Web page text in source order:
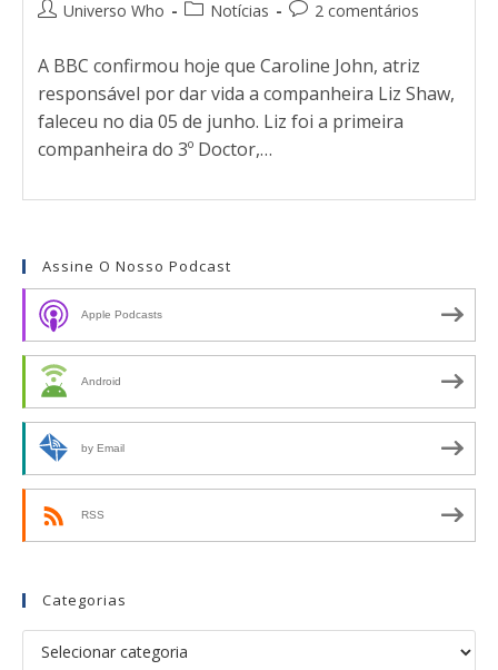
Universo Who Notícias 2 comentários
A BBC confirmou hoje que Caroline John, atriz
responsável por dar vida a companheira Liz Shaw,
faleceu no dia 05 de junho. Liz foi a primeira
companheira do 3º Doctor,…
Assine O Nosso Podcast
Apple Podcasts
Android
by Email
RSS
Categorias